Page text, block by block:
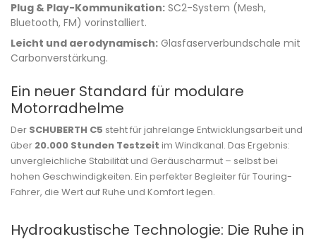
Plug & Play-Kommunikation: SC2-System (Mesh,
Bluetooth, FM) vorinstalliert.
Leicht und aerodynamisch: Glasfaserverbundschale mit
Carbonverstärkung.
Ein neuer Standard für modulare
Motorradhelme
Der SCHUBERTH C5 steht für jahrelange Entwicklungsarbeit und
über 20.000 Stunden Testzeit im Windkanal. Das Ergebnis:
unvergleichliche Stabilität und Geräuscharmut – selbst bei
hohen Geschwindigkeiten. Ein perfekter Begleiter für Touring-
Fahrer, die Wert auf Ruhe und Komfort legen.
Hydroakustische Technologie: Die Ruhe in